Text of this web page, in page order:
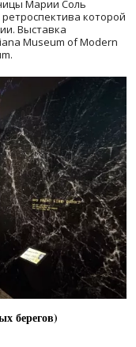
Марии Соль
которой
Выставка
Museum of Modern
берегов)